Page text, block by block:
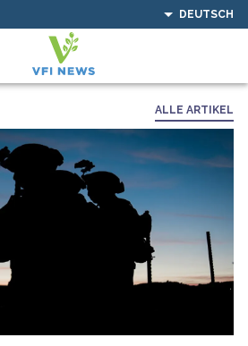
DEUTSCH
ALLE ARTIKEL